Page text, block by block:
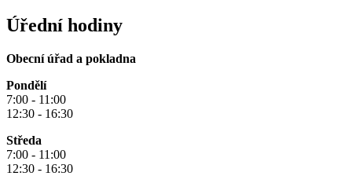
Úřední hodiny
Obecní úřad a pokladna
Pondělí
7:00 - 11:00
12:30 - 16:30
Středa
7:00 - 11:00
12:30 - 16:30